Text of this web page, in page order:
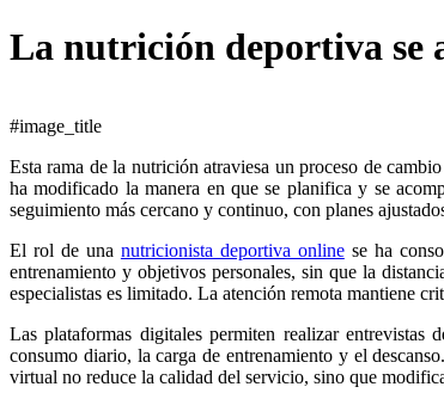
La nutrición deportiva se
#image_title
Esta rama de la nutrición atraviesa un proceso de cambio marcado por el avance de la tecnología y por nuevas formas de vinculación entre profesionales y deportistas. La incorporación de herramientas digitales
ha modificado la manera en que se planifica y se
seguimiento más cercano y continuo, con planes
El rol de una nutricionista deportiva onlinese ha
entrenamiento y objetivos personales, sin que la
especialistas es limitado. La atención remota mantiene
Las plataformas digitales permiten realizar
consumo diario, la carga de entrenamiento y el
virtual no reduce la calidad del servicio, sino que